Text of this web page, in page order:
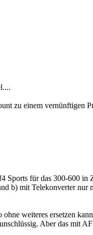
zu einem vernünftigen
Sports für das 300-600 in
b) mit Telekonverter
weiteres ersetzen
Aber das mit